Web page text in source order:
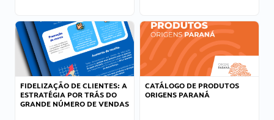
FIDELIZAÇÃO DE CLIENTES: A
ESTRATÉGIA POR TRÁS DO
GRANDE NÚMERO DE VENDAS
CATÁLOGO DE PRODUTOS
ORIGENS PARANÁ